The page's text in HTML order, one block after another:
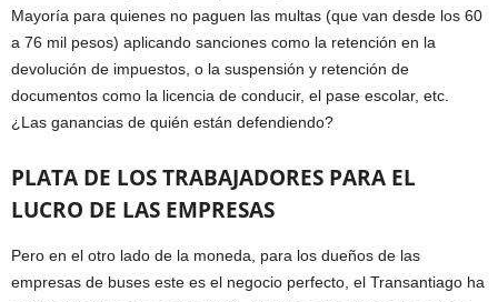
Mayoría para quienes no paguen las multas (que van desde los 60
a 76 mil pesos) aplicando sanciones como la retención en la
devolución de impuestos, o la suspensión y retención de
documentos como la licencia de conducir, el pase escolar, etc.
¿Las ganancias de quién están defendiendo?
PLATA DE LOS TRABAJADORES PARA EL
LUCRO DE LAS EMPRESAS
Pero en el otro lado de la moneda, para los dueños de las
empresas de buses este es el negocio perfecto, el Transantiago ha